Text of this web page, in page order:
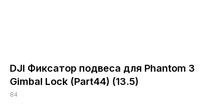
DJI Фиксатор подвеса для Phantom 3
Gimbal Lock (Part44) (13.5)
84